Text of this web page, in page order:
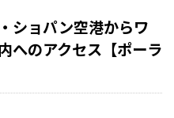
ショパン空港からワ
へのアクセス【ポーラ